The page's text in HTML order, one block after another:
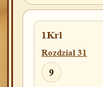
1Krl
Rozdział 31
9